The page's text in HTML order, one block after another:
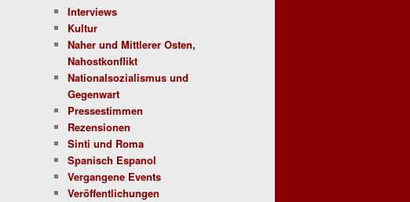
Interviews
Kultur
Naher und Mittlerer Osten,
Nahostkonflikt
Nationalsozialismus und
Gegenwart
Pressestimmen
Rezensionen
Sinti und Roma
Spanisch Espanol
Vergangene Events
Veröffentlichungen